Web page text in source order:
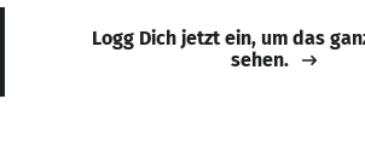
Logg Dich jetzt ein, um das
sehen.